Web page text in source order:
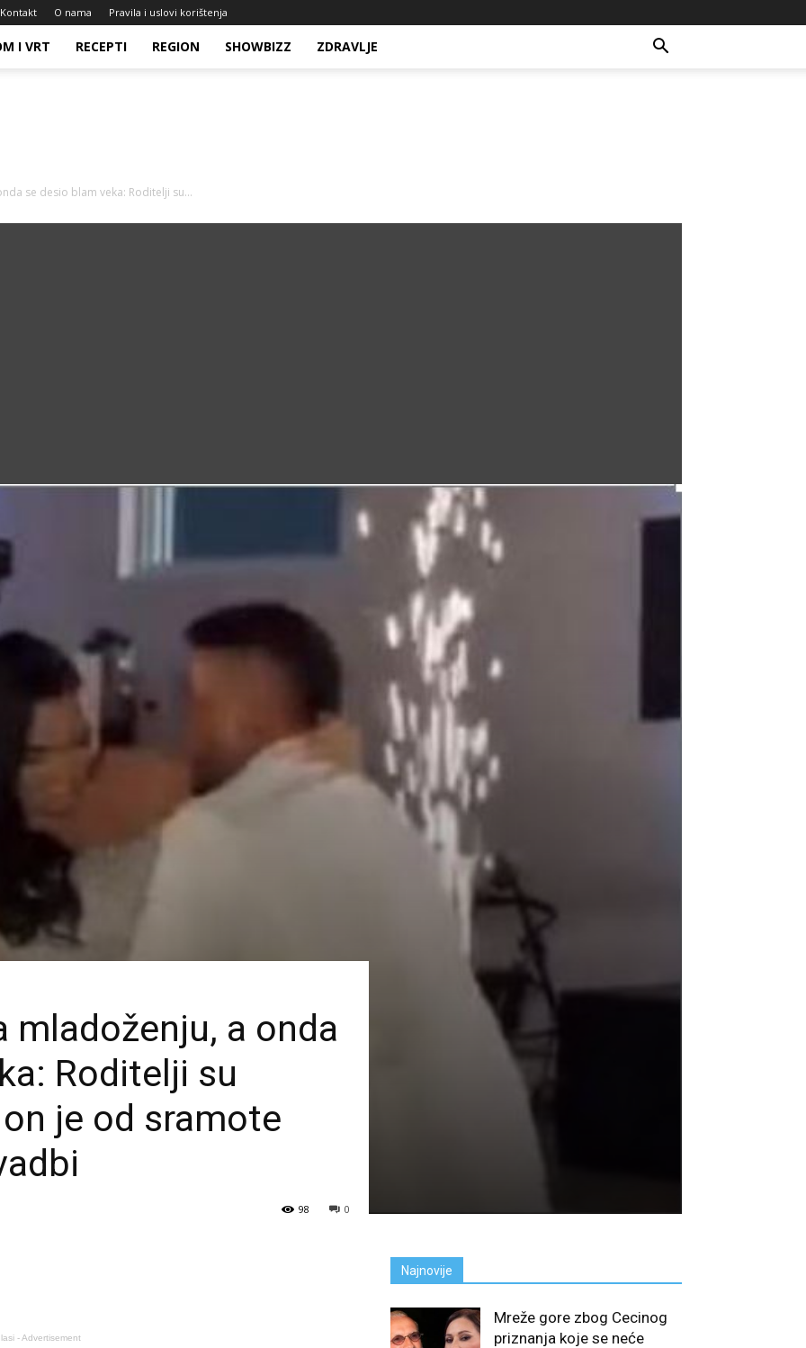
Kontakt O nama Pravila i uslovi korištenja
I VRT RECEPTI REGION SHOWBIZZ ZDRAVLJE
se desio blam veka: Roditelji su...
mladoženju, a onda
Roditelji su
je od sramote
0
98
- Advertisement
Najnovije
Mreže gore zbog Cecinog
priznanja koje se neće